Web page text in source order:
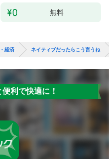
無料
経済 ネイティブだったらこう言うね
利で快適に！